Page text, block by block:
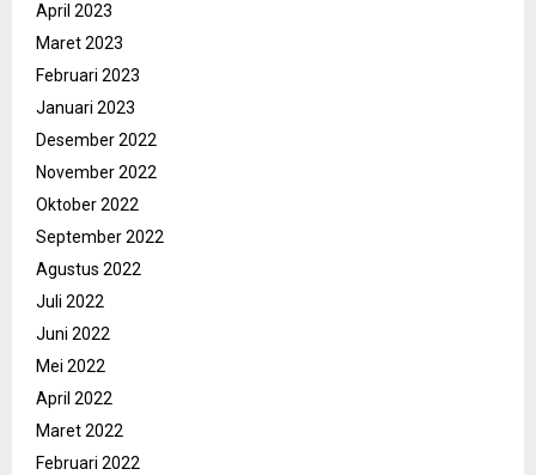
April 2023
Maret 2023
Februari 2023
Januari 2023
Desember 2022
November 2022
Oktober 2022
September 2022
Agustus 2022
Juli 2022
Juni 2022
Mei 2022
April 2022
Maret 2022
Februari 2022